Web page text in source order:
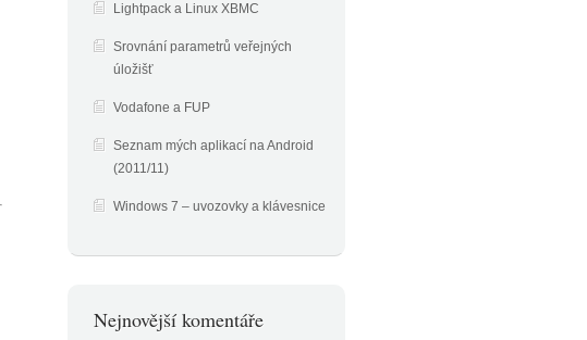
Lightpack a Linux XBMC
Srovnání parametrů veřejných
úložišť
Vodafone a FUP
Seznam mých aplikací na Android
(2011/11)
Windows 7 – uvozovky a klávesnice
Nejnovější komentáře